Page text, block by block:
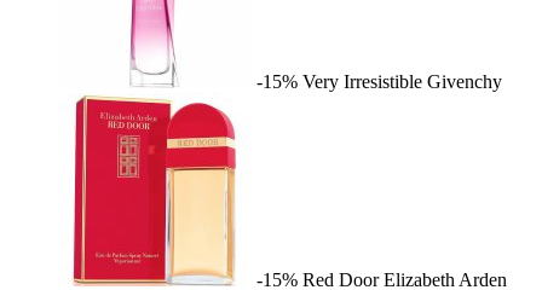
-15% Very Irresistible Givenchy
-15% Red Door Elizabeth Arden